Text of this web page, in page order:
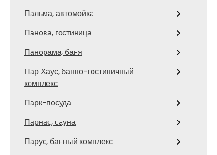
Пальма, автомойка
Панова, гостиница
Панорама, баня
Пар Хаус, банно-гостиничный
комплекс
Парк-посуда
Парнас, сауна
Парус, банный комплекс